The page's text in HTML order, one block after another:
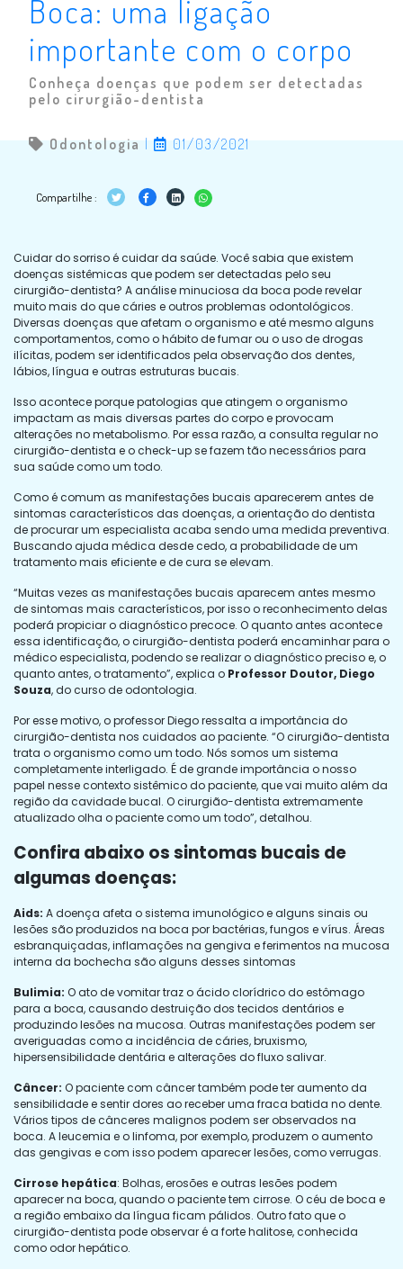
Boca: uma ligação
importante com o corpo
Conheça doenças que podem ser detectadas
pelo cirurgião-dentista
Odontologia | 01/03/2021
Compartilhe :
Cuidar do sorriso é cuidar da saúde. Você sabia que existem
doenças sistêmicas que podem ser detectadas pelo seu
cirurgião-dentista? A análise minuciosa da boca pode revelar
muito mais do que cáries e outros problemas odontológicos.
Diversas doenças que afetam o organismo e até mesmo alguns
comportamentos, como o hábito de fumar ou o uso de drogas
ilícitas, podem ser identificados pela observação dos dentes,
lábios, língua e outras estruturas bucais.
Isso acontece porque patologias que atingem o organismo
impactam as mais diversas partes do corpo e provocam
alterações no metabolismo. Por essa razão, a consulta regular no
cirurgião-dentista e o check-up se fazem tão necessários para
sua saúde como um todo.
Como é comum as manifestações bucais aparecerem antes de
sintomas característicos das doenças, a orientação do dentista
de procurar um especialista acaba sendo uma medida preventiva.
Buscando ajuda médica desde cedo, a probabilidade de um
tratamento mais eficiente e de cura se elevam.
“Muitas vezes as manifestações bucais aparecem antes mesmo
de sintomas mais característicos, por isso o reconhecimento delas
poderá propiciar o diagnóstico precoce. O quanto antes acontece
essa identificação, o cirurgião-dentista poderá encaminhar para o
médico especialista, podendo se realizar o diagnóstico preciso e, o
quanto antes, o tratamento”, explica o Professor Doutor, Diego
Souza, do curso de odontologia.
Por esse motivo, o professor Diego ressalta a importância do
cirurgião-dentista nos cuidados ao paciente. “O cirurgião-dentista
trata o organismo como um todo. Nós somos um sistema
completamente interligado. É de grande importância o nosso
papel nesse contexto sistêmico do paciente, que vai muito além da
região da cavidade bucal. O cirurgião-dentista extremamente
atualizado olha o paciente como um todo”, detalhou.
Confira abaixo os sintomas bucais de
algumas doenças:
Aids: A doença afeta o sistema imunológico e alguns sinais ou
lesões são produzidos na boca por bactérias, fungos e vírus. Áreas
esbranquiçadas, inflamações na gengiva e ferimentos na mucosa
interna da bochecha são alguns desses sintomas
Bulimia: O ato de vomitar traz o ácido clorídrico do estômago
para a boca, causando destruição dos tecidos dentários e
produzindo lesões na mucosa. Outras manifestações podem ser
averiguadas como a incidência de cáries, bruxismo,
hipersensibilidade dentária e alterações do fluxo salivar.
Câncer: O paciente com câncer também pode ter aumento da
sensibilidade e sentir dores ao receber uma fraca batida no dente.
Vários tipos de cânceres malignos podem ser observados na
boca. A leucemia e o linfoma, por exemplo, produzem o aumento
das gengivas e com isso podem aparecer lesões, como verrugas.
Cirrose hepática: Bolhas, erosões e outras lesões podem
aparecer na boca, quando o paciente tem cirrose. O céu de boca e
a região embaixo da língua ficam pálidos. Outro fato que o
cirurgião-dentista pode observar é a forte halitose, conhecida
como odor hepático.